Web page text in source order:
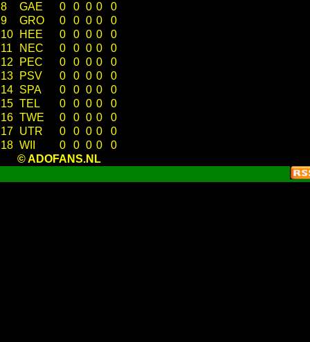
8
GAE 0 0 0 0
0
9
GRO 0 0 0 0
0
10
HEE 0 0 0 0
0
11
NEC 0 0 0 0
0
12
PEC 0 0 0 0
0
13
PSV 0 0 0 0
0
14 SPA 0 0 0 0
0
15 TEL 0 0 0 0
0
16 TWE 0 0 0 0
0
17 UTR 0 0 0 0
0
18 WII 0 0 0 0
0
© ADOFANS.NL